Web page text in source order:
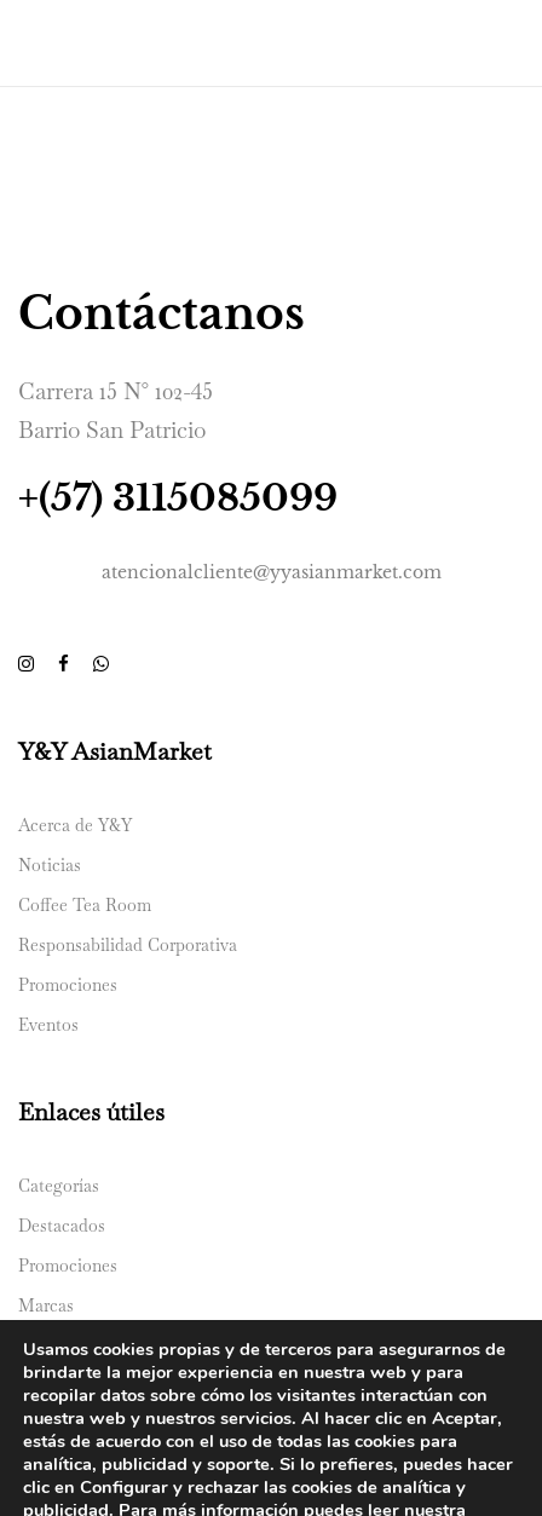
Contáctanos
Carrera 15 N° 102-45
Barrio San Patricio
+(57) 3115085099
atencionalcliente@yyasianmarket.com
Y&Y AsianMarket
Acerca de Y&Y
Noticias
Coffee Tea Room
Responsabilidad Corporativa
Promociones
Eventos
Enlaces útiles
Categorías
Destacados
Promociones
Marcas
Catálogos
Domicilios
Usamos cookies propias y de terceros para asegurarnos de
brindarte la mejor experiencia en nuestra web y para
recopilar datos sobre cómo los visitantes interactúan con
nuestra web y nuestros servicios. Al hacer clic en Aceptar,
estás de acuerdo con el uso de todas las cookies para
analítica, publicidad y soporte. Si lo prefieres, puedes hacer
clic en Configurar y rechazar las cookies de analítica y
publicidad. Para más información puedes leer nuestra